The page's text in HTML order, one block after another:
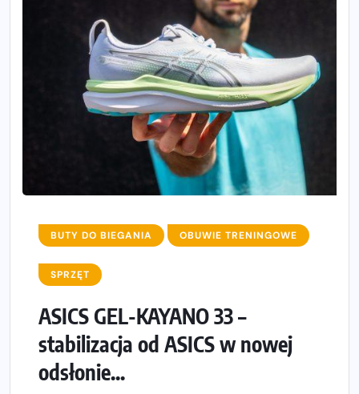
BUTY DO BIEGANIA OBUWIE TRENINGOWE
SPRZĘT
ASICS GEL-KAYANO 33 –
stabilizacja od ASICS w nowej
odsłonie...